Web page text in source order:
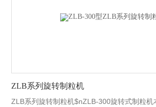
ZLB系列旋转制粒机
ZLB系列旋转制粒机$nZLB-300旋转式制粒机